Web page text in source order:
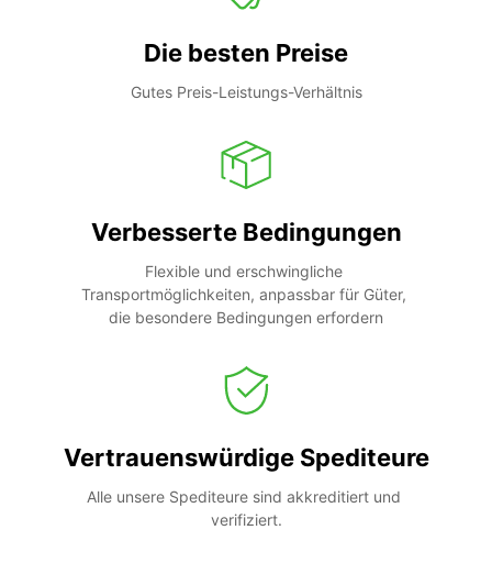
Die besten Preise
Gutes Preis-Leistungs-Verhältnis
Verbesserte Bedingungen
Flexible und erschwingliche
Transportmöglichkeiten, anpassbar für Güter,
die besondere Bedingungen erfordern
Vertrauenswürdige Spediteure
Alle unsere Spediteure sind akkreditiert und
verifiziert.